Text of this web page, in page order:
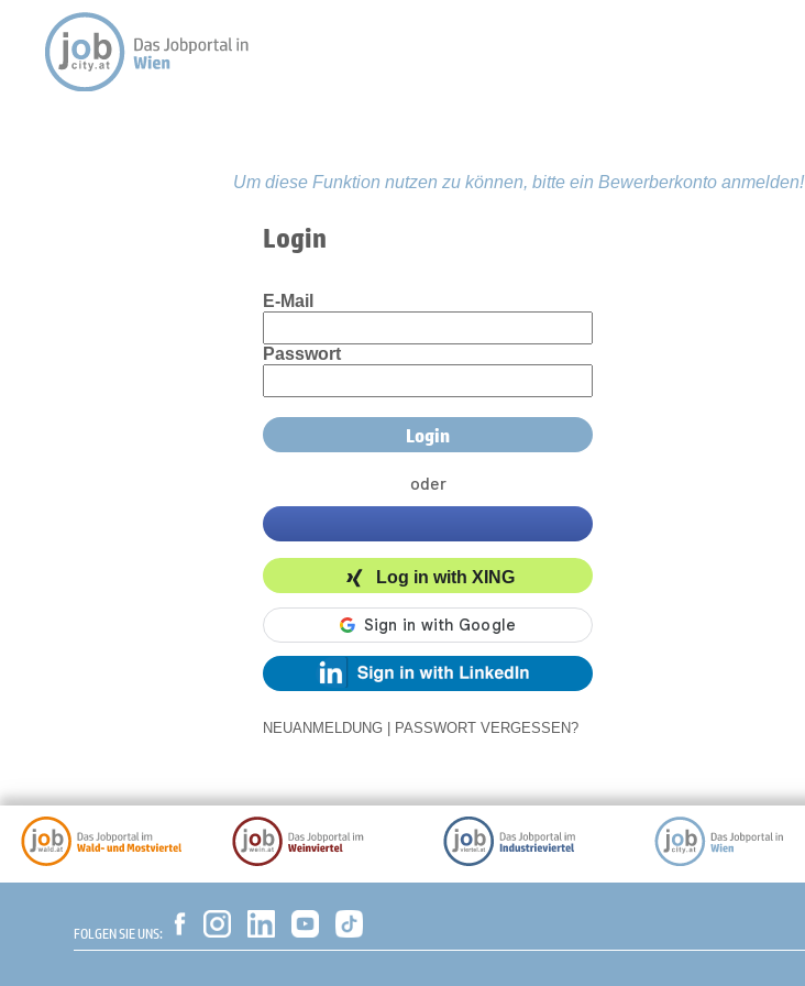
Um diese Funktion nutzen zu können, bitte ein Bewerberkonto anmelden!
Login
E-Mail
Passwort
oder
Log in with XING
NEUANMELDUNG PASSWORT VERGESSEN?
FOLGEN SIE UNS: